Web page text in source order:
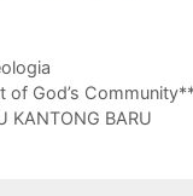
at
s
A
e
dI
l
of God’s
KANTONG BARU